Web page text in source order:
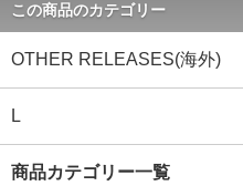
この商品のカテゴリー
OTHER RELEASES(海外)
L
商品カテゴリー一覧